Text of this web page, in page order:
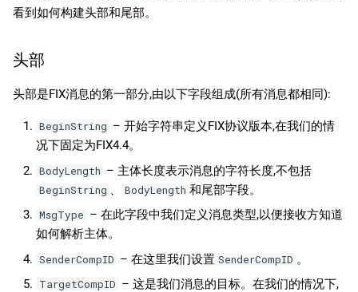
看到如何构建头部和尾部。
头部
头部是FIX消息的第一部分,由以下字段组成(所有消息都相同):
BeginString – 开始字符串定义FIX协议版本,在我们的情
况下固定为FIX4.4。
BodyLength – 主体长度表示消息的字符长度,不包括
BeginString BodyLength 和尾部字段。
MsgType – 在此字段中我们定义消息类型,以便接收方知道
如何解析主体。
SenderCompID – 在这里我们设置 SenderCompID 。
TargetCompID – 这是我们消息的目标。在我们的情况下,